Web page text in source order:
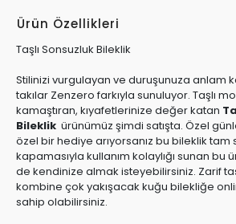
Ürün Özellikleri
Taşlı Sonsuzluk Bileklik
Stilinizi vurgulayan ve duruşunuza anlam
takılar Zenzero farkıyla sunuluyor. Taşlı
kamaştıran, kıyafetlerinize değer katan
Bileklik ürünümüz şimdi satışta. Özel
özel bir hediye arıyorsanız bu bileklik
kapamasıyla kullanım kolaylığı sunan bu
de kendinize almak isteyebilirsiniz. Zarif
kombine çok yakışacak kuğu bilekliğe
sahip olabilirsiniz.